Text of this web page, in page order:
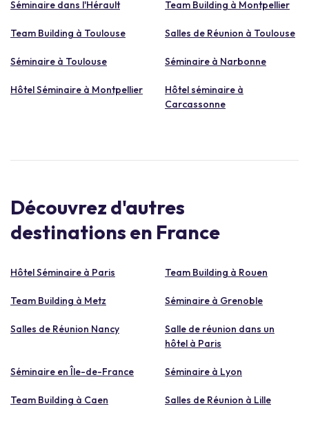
Séminaire dans l'Hérault Team Building à Montpellier
Team Building à Toulouse Salles de Réunion à Toulouse
Séminaire à Toulouse Séminaire à Narbonne
Hôtel Séminaire à Montpellier
Hôtel séminaire à
Carcassonne
Découvrez d'autres
destinations en France
Hôtel Séminaire à Paris Team Building à Rouen
Team Building à Metz Séminaire à Grenoble
Salles de Réunion Nancy
Salle de réunion dans un
hôtel à Paris
Séminaire en Île-de-France Séminaire à Lyon
Team Building à Caen Salles de Réunion à Lille